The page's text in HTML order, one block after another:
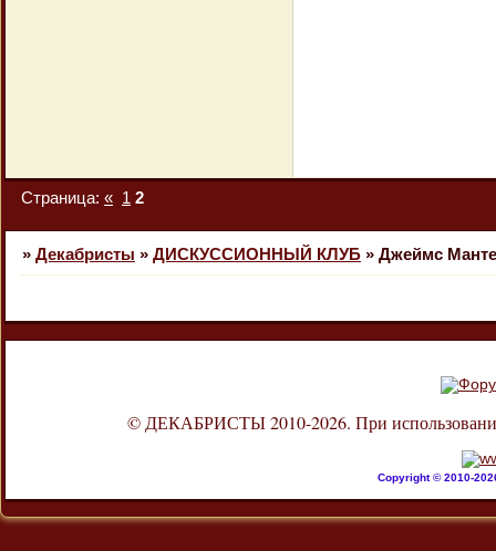
Страница: « 1 2
» Декабристы » ДИСКУССИОННЫЙ КЛУБ » Джеймс
© ДЕКАБРИСТЫ 2010-2026. При использовании
Copyright © 2010-